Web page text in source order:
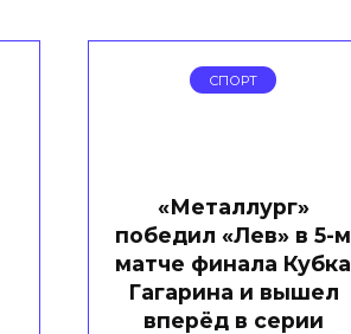
СПОРТ
«Металлург»
победил «Лев» в 5-м
матче финала Кубка
Гагарина и вышел
вперёд в серии